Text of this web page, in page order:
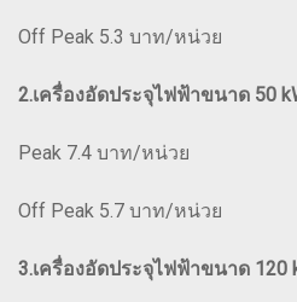
Off Peak 5.3 บาท/หน่วย
2.เครื่องอัดประจุไฟฟ้าขนาด 50
Peak 7.4 บาท/หน่วย
Off Peak 5.7 บาท/หน่วย
3.เครื่องอัดประจุไฟฟ้าขนาด 120